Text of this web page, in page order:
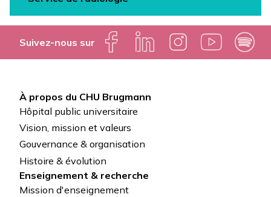
Suivez-nous sur
Pied
de
page
À propos du CHU Brugmann
Hôpital public universitaire
Vision, mission et valeurs
Gouvernance & organisation
Histoire & évolution
Enseignement & recherche
Mission d'enseignement